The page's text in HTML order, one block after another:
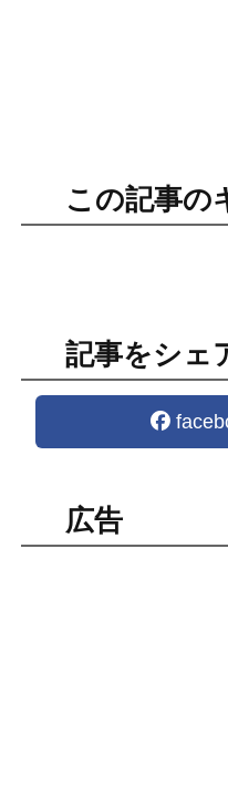
この記事の
記事をシェ
広告